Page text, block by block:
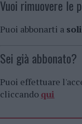
Vuoi rimuovere le
Puoi abbonarti a
Sei già abbonato?
Puoi effettuare
cliccando qui